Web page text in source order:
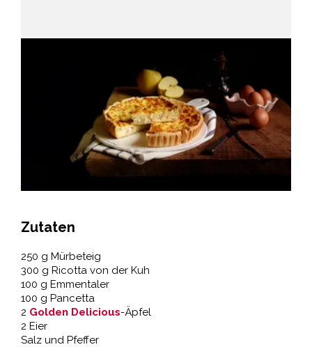
Zutaten
250 g Mürbeteig
300 g Ricotta von der Kuh
100 g Emmentaler
100 g Pancetta
2 Golden Delicious-Äpfel
2 Eier
Salz und Pfeffer